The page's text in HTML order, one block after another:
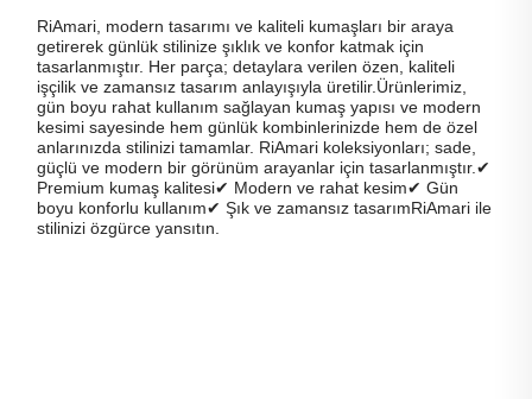
RiAmari, modern tasarımı ve kaliteli kumaşları bir araya
getirerek günlük stilinize şıklık ve konfor katmak için
tasarlanmıştır. Her parça; detaylara verilen özen, kaliteli
işçilik ve zamansız tasarım anlayışıyla üretilir.Ürünlerimiz,
gün boyu rahat kullanım sağlayan kumaş yapısı ve modern
kesimi sayesinde hem günlük kombinlerinizde hem de özel
anlarınızda stilinizi tamamlar. RiAmari koleksiyonları; sade,
güçlü ve modern bir görünüm arayanlar için tasarlanmıştır.✔
Premium kumaş kalitesi✔ Modern ve rahat kesim✔ Gün
boyu konforlu kullanım✔ Şık ve zamansız tasarımRiAmari ile
stilinizi özgürce yansıtın.